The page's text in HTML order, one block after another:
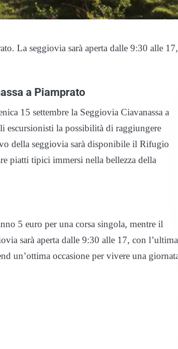
La seggiovia sarà aperta dalle 9:30 alle 17,
a Piamprato
15 settembre la Seggiovia Ciavanassa a
escursionisti la possibilità di raggiungere
della seggiovia sarà disponibile il Rifugio
piatti tipici immersi nella bellezza della
5 euro per una corsa singola, mentre il
sarà aperta dalle 9:30 alle 17, con l’ultima
un’ottima occasione per vivere una